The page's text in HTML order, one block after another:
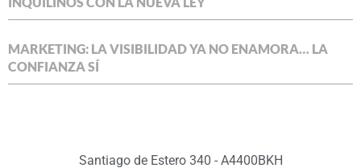
MARKETING: LA VISIBILIDAD YA NO ENAMORA… LA
CONFIANZA SÍ
Santiago de Estero 340 - A4400BKH